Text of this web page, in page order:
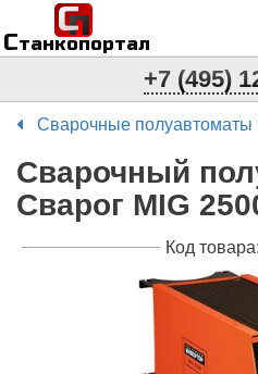
Станкопортал
п
С
+7 (495)
Сварочные полуавтоматы
Сварочный
Сварог MIG
Код